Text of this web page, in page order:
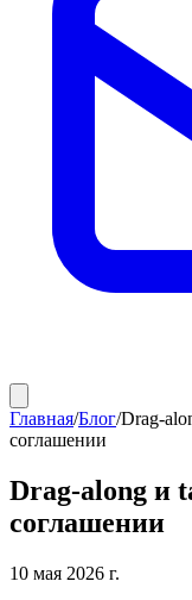
Главная/Блог/Drag-
соглашении
Drag-along и
соглашении
10 мая 2026 г.